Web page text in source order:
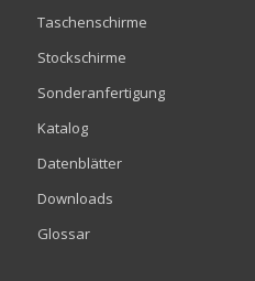
Taschenschirme
Stockschirme
Sonderanfertigung
Katalog
Datenblätter
Downloads
Glossar